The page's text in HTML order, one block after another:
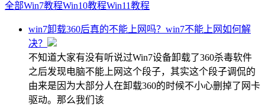
全部Win7教程Win10教程Win11教程
win7卸载360后真的不能上网吗？win7不能上网如何解
决？
不知道大家有没有听说过Win7设备卸载了360杀毒软件
之后发现电脑不能上网这个段子，其实这个段子调侃的
由来是因为大部分人在卸载360的时候不小心删掉了网卡
驱动。那么我们该